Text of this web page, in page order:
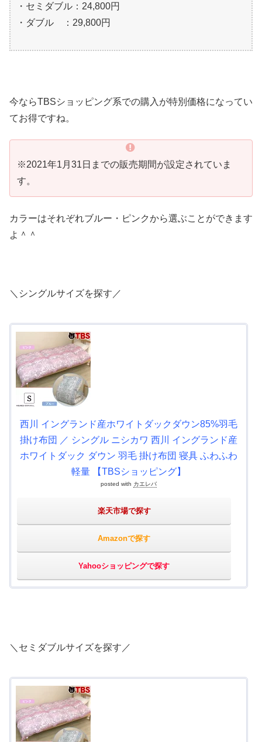
・セミダブル：24,800円
・ダブル ：29,800円
今ならTBSショッピング系での購入が特別価格になってい
てお得ですね。
※2021年1月31日までの販売期間が設定されていま
す。
カラーはそれぞれブルー・ピンクから選ぶことができます
よ＾＾
＼シングルサイズを探す／
西川 イングランド産ホワイトダックダウン85%羽毛
掛け布団 ／ シングル ニシカワ 西川 イングランド産
ホワイトダック ダウン 羽毛 掛け布団 寝具 ふわふわ
軽量 【TBSショッピング】
posted with カエレバ
楽天市場で探す
Amazonで探す
Yahooショッピングで探す
＼セミダブルサイズを探す／